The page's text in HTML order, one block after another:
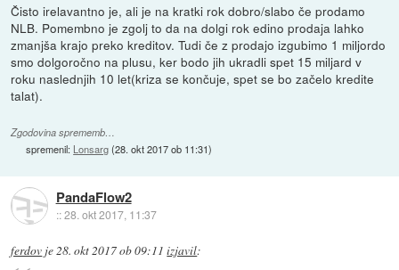
Čisto irelavantno je, ali je na kratki rok dobro/slabo če prodamo
NLB. Pomembno je zgolj to da na dolgi rok edino prodaja lahko
zmanjša krajo preko kreditov. Tudi če z prodajo izgubimo 1 miljordo
smo dolgoročno na plusu, ker bodo jih ukradli spet 15 miljard v
roku naslednjih 10 let(kriza se končuje, spet se bo začelo kredite
talat).
Zgodovina sprememb…
spremenil: Lonsarg(28. okt 2017 ob 11:31)
PandaFlow2
::28. okt 2017, 11:37
ferdov je28. okt 2017 ob 09:11 izjavil: